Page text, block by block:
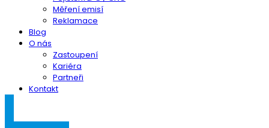
Měření emisí
Reklamace
Blog
O nás
Zastoupení
Kariéra
Partneři
Kontakt
Klientská sekce